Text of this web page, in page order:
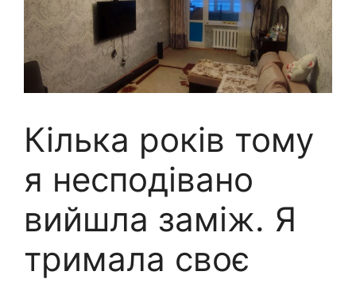
Кілька років тому
я несподівано
вийшла заміж. Я
тримала своє